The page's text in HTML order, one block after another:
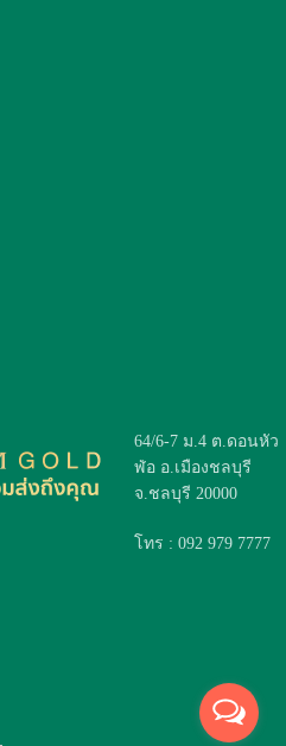
64/6-7 ม.4 ต.ดอนหัว
ฬ่อ อ.เมืองชลบุรี
จ.ชลบุรี 20000
โทร : 092 979 7777